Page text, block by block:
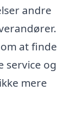
andre
at finde
service og
mere